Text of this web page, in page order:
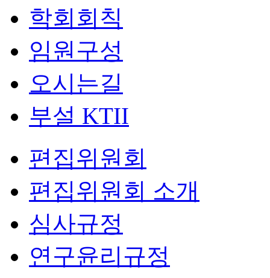
학회회칙
임원구성
오시는길
부설 KTII
편집위원회
편집위원회 소개
심사규정
연구윤리규정